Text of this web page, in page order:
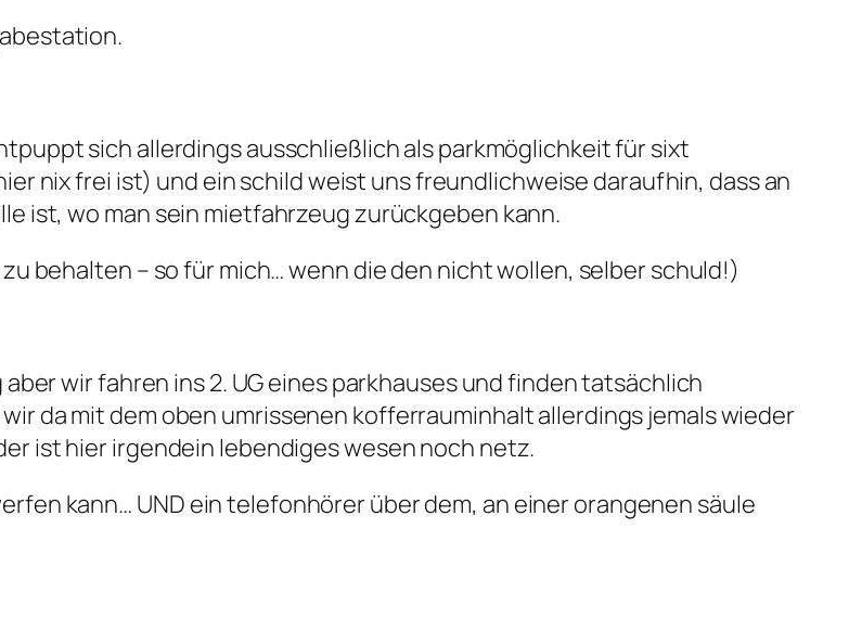
sich allerdings ausschließlich als parkmöglichkeit für sixt
nix frei ist) und ein schild weist uns freundlichweise daraufhin, dass an
ist, wo man sein mietfahrzeug zurückgeben kann.
behalten – so für mich… wenn die den nicht wollen, selber schuld!)
wir fahren ins 2. UG eines parkhauses und finden tatsächlich
da mit dem oben umrissenen kofferrauminhalt allerdings jemals wieder
ist hier irgendein lebendiges wesen noch netz.
kann… UND ein telefonhörer über dem, an einer orangenen säule